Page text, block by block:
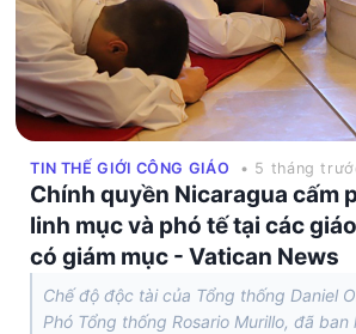
TIN THẾ GIỚI CÔNG GIÁO • 5 tháng
Chính quyền Nicaragua cấm
linh mục và phó tế tại các
có giám mục - Vatican News
Chế độ độc tài của Tổng thống Daniel
Phó Tổng thống Rosario Murillo, đã ban